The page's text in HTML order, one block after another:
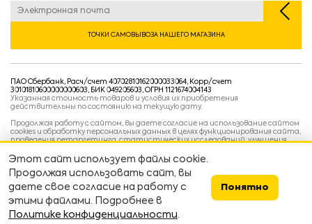
ТОЧКИ САМОВЫВОЗА НАШЕГО МАГАЗИНА
ПАО Сбербанк, Расч/счет 40702810162000033064, Корр/счет
30101810600000000603, БИК 049205603, ОГРН 1121674004143
Указанная стоимость товаров и условия их приобретения
действительны по состоянию на текущую дату.
Продолжая работу с сайтом, вы даете согласие на использование сайтом
cookies и обработку персональных данных в целях функционирования сайта,
проведения ретаргетинга, статистических исследований, улучшения
ваших предпочтений и интересов.
Политика конфиденциальности
Условия пользовательского соглашения
Условия продажи
Сделано в
Этот сайт использует файлы cookie.
Продолжая использовать сайт, вы
даете свое согласие на работу с
этими файлами. Подробнее в
Политике конфиденциальности.
Понятно